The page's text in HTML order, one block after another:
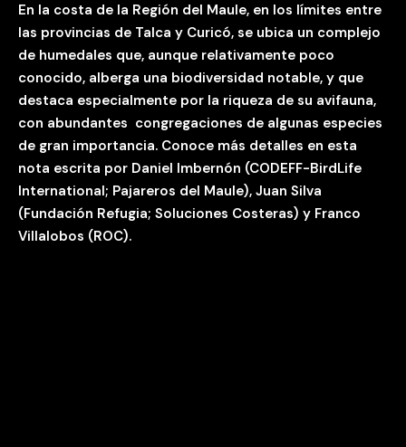
En la costa de la Región del Maule, en los límites entre
las provincias de Talca y Curicó, se ubica un complejo
de humedales que, aunque relativamente poco
conocido, alberga una biodiversidad notable, y que
destaca especialmente por la riqueza de su avifauna,
con abundantes congregaciones de algunas especies
de gran importancia. Conoce más detalles en esta
nota escrita por Daniel Imbernón (CODEFF-BirdLife
International; Pajareros del Maule), Juan Silva
(Fundación Refugia; Soluciones Costeras) y Franco
Villalobos (ROC).